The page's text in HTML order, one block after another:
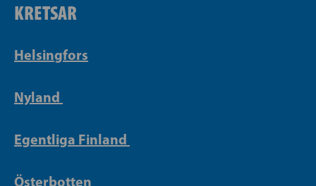
KRETSAR
Helsingfors
Nyland
Egentliga Finland
Österbotten